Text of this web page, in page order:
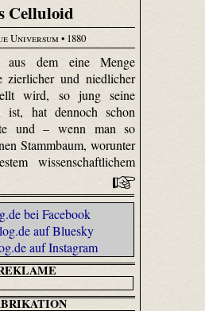
Celluloid
Universum • 1880
aus dem eine Menge
zierlicher und niedlicher
wird, so jung seine
ist, hat dennoch schon
und – wenn man so
Stammbaum, worunter
wissenschaftlichem